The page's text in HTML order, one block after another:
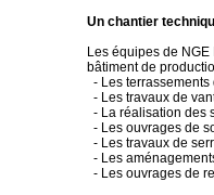
Un chantier
Les équipes de
bâtiment de
- Les
- Les travaux de
- La réalisation des
- Les ouvrages de
- Les travaux de
- Les
- Les ouvrages de